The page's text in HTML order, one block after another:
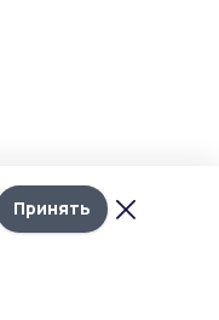
Лента
новостей
Принять